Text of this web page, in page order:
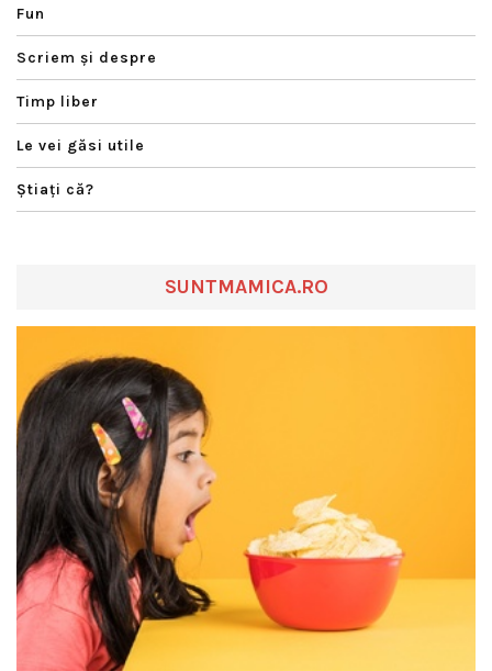
Fun
Scriem şi despre
Timp liber
Le vei găsi utile
Ştiaţi că?
SUNTMAMICA.RO